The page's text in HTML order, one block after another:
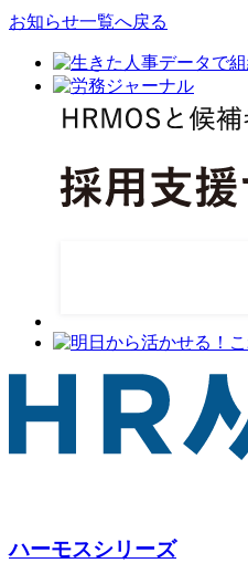
お知らせ一覧へ戻る
ハーモスシリーズ